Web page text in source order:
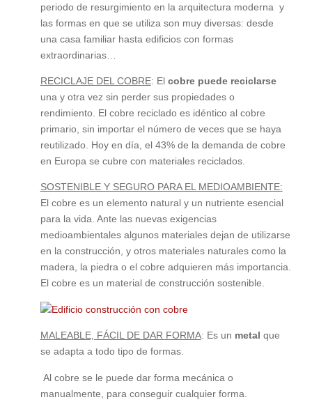
periodo de resurgimiento en la arquitectura moderna y
las formas en que se utiliza son muy diversas: desde
una casa familiar hasta edificios con formas
extraordinarias…
RECICLAJE DEL COBRE: El cobre puede reciclarse
una y otra vez sin perder sus propiedades o
rendimiento. El cobre reciclado es idéntico al cobre
primario, sin importar el número de veces que se haya
reutilizado. Hoy en día, el 43% de la demanda de cobre
en Europa se cubre con materiales reciclados.
SOSTENIBLE Y SEGURO PARA EL MEDIOAMBIENTE:
El cobre es un elemento natural y un nutriente esencial
para la vida. Ante las nuevas exigencias
medioambientales algunos materiales dejan de utilizarse
en la construcción, y otros materiales naturales como la
madera, la piedra o el cobre adquieren más importancia.
El cobre es un material de construcción sostenible.
MALEABLE, FÁCIL DE DAR FORMA: Es un metal que
se adapta a todo tipo de formas.
Al cobre se le puede dar forma mecánica o
manualmente, para conseguir cualquier forma.